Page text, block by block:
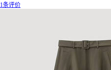
1条评价